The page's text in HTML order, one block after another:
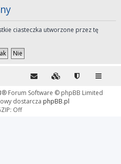
ciasteczka utworzone przez tę
® Forum Software © phpBB Limited
dostarcza phpBB.pl
Off